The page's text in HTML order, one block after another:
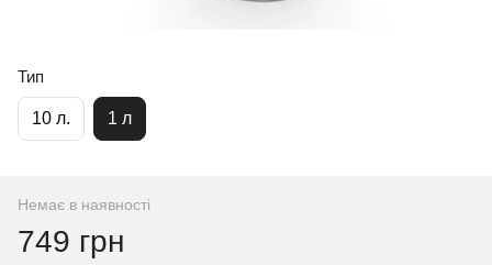
Тип
10 л. 1 л
Немає в наявності
749 грн